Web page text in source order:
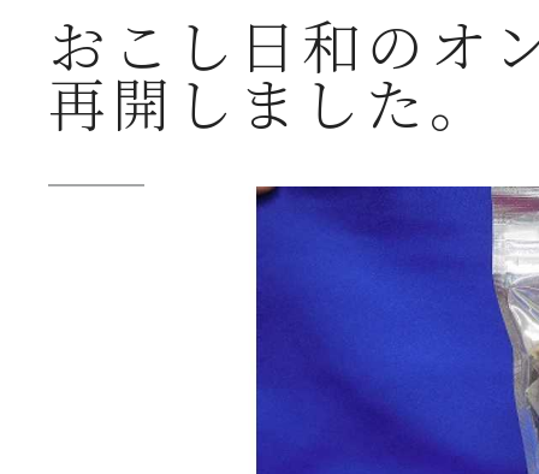
2026年07月23日
おこし日和のオ
再開しました。